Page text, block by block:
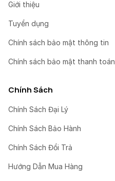
Giới thiệu
Tuyển dụng
Chính sách bảo mật thông tin
Chính sách bảo mật thanh toán
Chính Sách
Chính Sách Đại Lý
Chính Sách Bảo Hành
Chính Sách Đổi Trả
Hướng Dẫn Mua Hàng